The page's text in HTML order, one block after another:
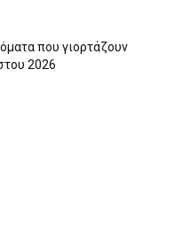
που γιορτάζουν
2026